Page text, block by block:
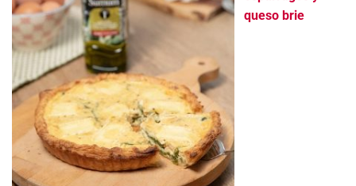
queso brie